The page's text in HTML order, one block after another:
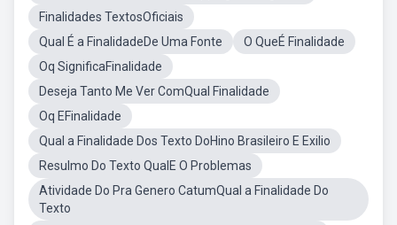
Finalidades TextosOficiais
Qual É a FinalidadeDe Uma Fonte
O QueÉ Finalidade
Oq SignificaFinalidade
Deseja Tanto Me Ver ComQual Finalidade
Oq EFinalidade
Qual a Finalidade Dos Texto DoHino Brasileiro E Exilio
Resulmo Do Texto QualE O Problemas
Atividade Do Pra Genero CatumQual a Finalidade Do
Texto